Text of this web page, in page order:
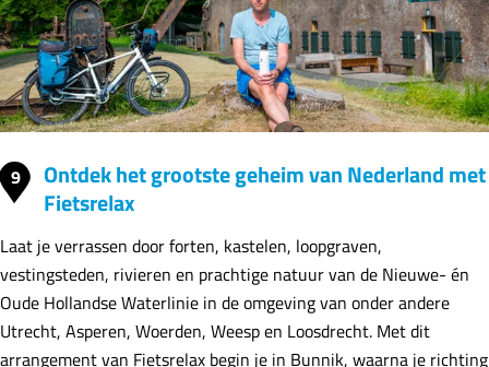
9
Ontdek het grootste geheim van Nederland met
Fietsrelax
Laat je verrassen door forten, kastelen, loopgraven,
vestingsteden, rivieren en prachtige natuur van de Nieuwe- én
Oude Hollandse Waterlinie in de omgeving van onder andere
Utrecht, Asperen, Woerden, Weesp en Loosdrecht. Met dit
arrangement van Fietsrelax begin je in Bunnik, waarna je richting